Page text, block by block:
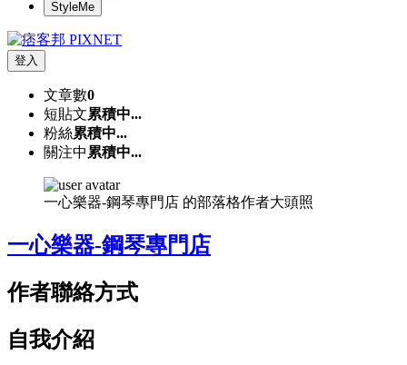
StyleMe
登入
文章數0
短貼文累積中...
粉絲累積中...
關注中 累積中...
一心樂器-鋼琴專門店 的部落格作者大頭照
一心樂器-鋼琴專門店
作者聯絡方式
自我介紹